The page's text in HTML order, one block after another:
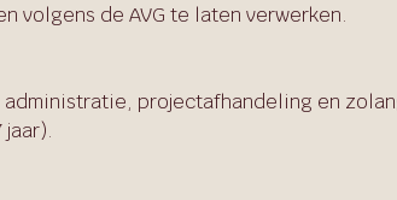
volgens de AVG te laten verwerken.
projectafhandeling en